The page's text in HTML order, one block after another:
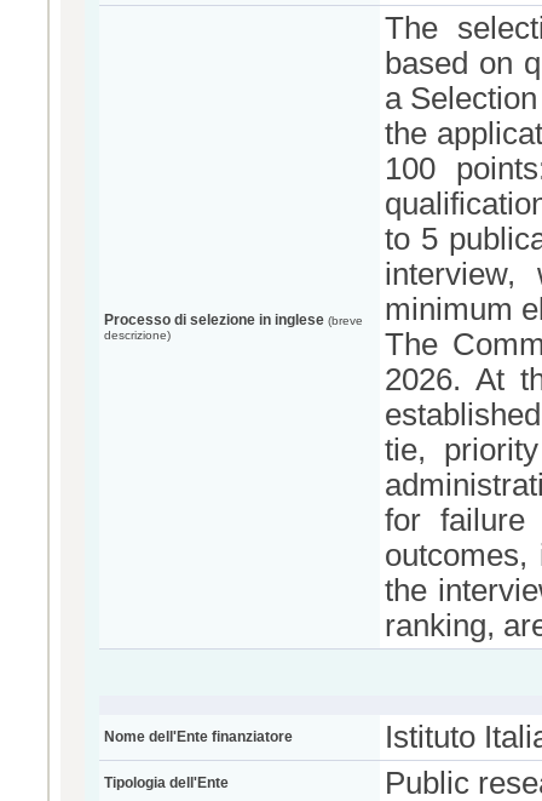
Processo di selezione in inglese (breve
descrizione)
The
based on
a
the
100
to 5
minimum
The
2026. At
tie,
for failure
the
ranking,
Nome dell'Ente finanziatore Istituto
Tipologia dell'Ente Public